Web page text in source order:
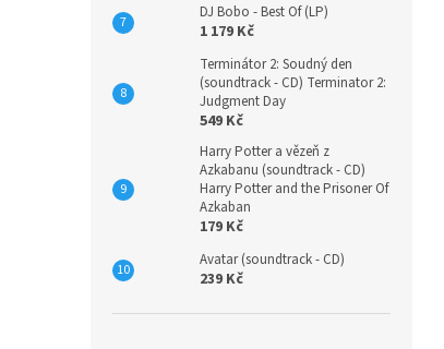
DJ Bobo - Best Of (LP)
1 179 Kč
Terminátor 2: Soudný den
(soundtrack - CD) Terminator 2:
Judgment Day
549 Kč
Harry Potter a vězeň z
Azkabanu (soundtrack - CD)
Harry Potter and the Prisoner Of
Azkaban
179 Kč
Avatar (soundtrack - CD)
239 Kč